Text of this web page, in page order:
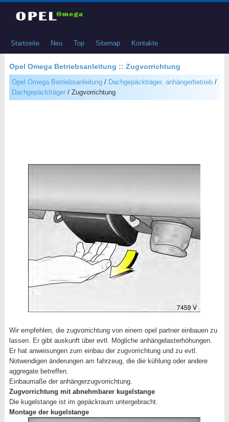
Startseite Neu Top Sitemap Kontakte
Opel Omega Betriebsanleitung :: Zugvorrichtung
Opel Omega Betriebsanleitung/ Dachgepäckträger, anhängerbetrieb/
Dachgepäckträger/ Zugvorrichtung
Wir empfehlen, die zugvorrichtung von einem opel partner einbauen zu
lassen. Er gibt auskunft über evtl. Mögliche anhängelasterhöhungen.
Er hat anweisungen zum einbau der zugvorrichtung und zu evtl.
Notwendigen änderungen am fahrzeug, die die kühlung oder andere
aggregate betreffen.
Einbaumaße der anhängerzugvorrichtung.
Zugvorrichtung mit abnehmbarer kugelstange
Die kugelstange ist im gepäckraum untergebracht.
Montage der kugelstange